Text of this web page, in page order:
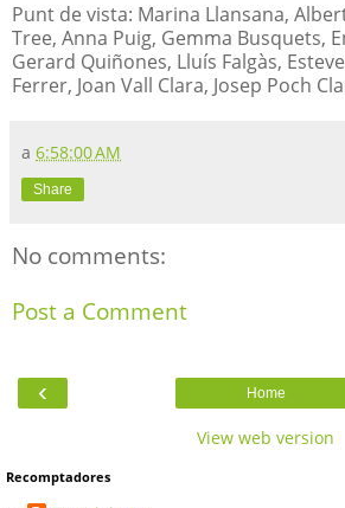
Punt de vista: Marina Llansana,
Tree, Anna Puig, Gemma Busquets,
Gerard Quiñones, Lluís Falgàs,
Ferrer, Joan Vall Clara, Josep Poch
a 6:58:00 AM
Share
No comments:
Post a Comment
‹ Home
View web version
Recomptadores